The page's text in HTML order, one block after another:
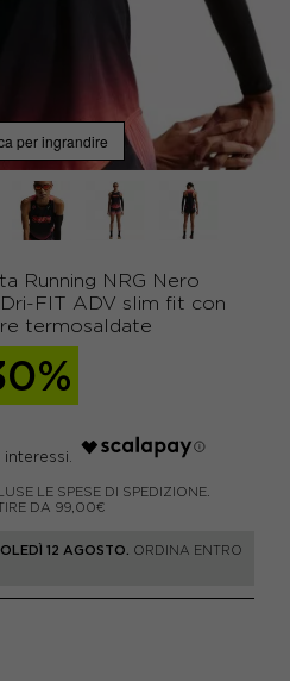
per ingrandire
Running NRG Nero
FIT ADV slim fit con
termosaldate
LE SPESE DI SPEDIZIONE.
DA 99,00€
12 AGOSTO.
ORDINA ENTRO